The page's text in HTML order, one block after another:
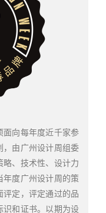
面向每年度近千家参
，由广州设计周组委
、技术性、设计力
度广州设计周的策
定，评定通过的品
识和证书。以期为设